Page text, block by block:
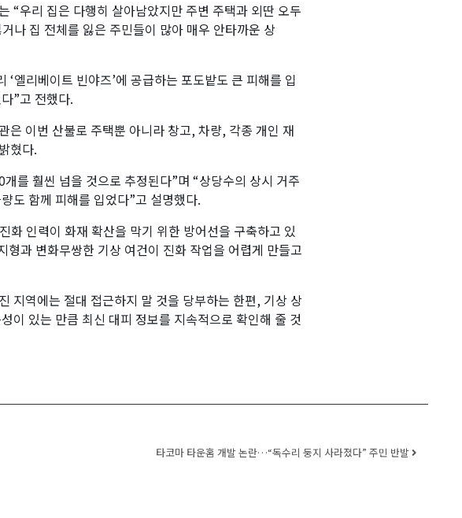
“우리 집은 다행히 살아남았지만 주변 주택과 외딴 오두
나 집 전체를 잃은 주민들이 많아 매우 안타까운 상
엘리베이트 빈야즈’에 공급하는 포도밭도 큰 피해를 입
”고 전했다.
은 이번 산불로 주택뿐 아니라 창고, 차량, 각종 개인 재
혔다.
를 훨씬 넘을 것으로 추정된다”며 “상당수의 상시 거주
도 함께 피해를 입었다”고 설명했다.
화 인력이 화재 확산을 막기 위한 방어선을 구축하고 있
형과 변화무쌍한 기상 여건이 진화 작업을 어렵게 만들고
지역에는 절대 접근하지 말 것을 당부하는 한편, 기상 상
이 있는 만큼 최신 대피 정보를 지속적으로 확인해 줄 것
타코마 타운홈 개발 논란…“독수리 둥지 사라졌다” 주민 반발